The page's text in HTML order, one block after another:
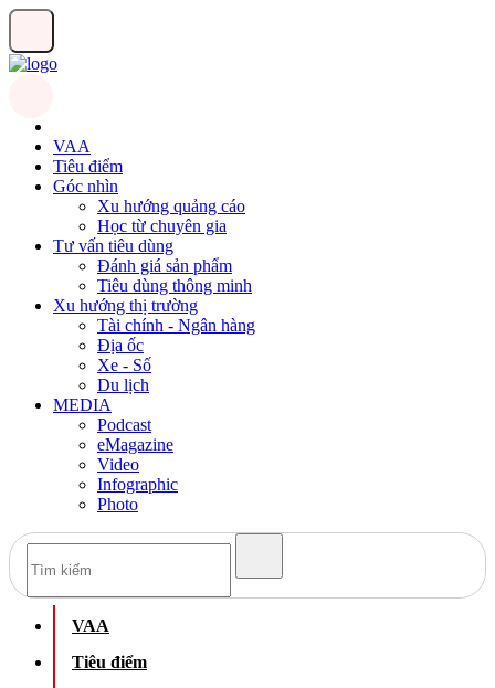
VAA
Tiêu điểm
Góc nhìn
Xu hướng quảng cáo
Học từ chuyên gia
Tư vấn tiêu dùng
Đánh giá sản phẩm
Tiêu dùng thông minh
Xu hướng thị trường
Tài chính - Ngân hàng
Địa ốc
Xe - Số
Du lịch
MEDIA
Podcast
eMagazine
Video
Infographic
Photo
VAA
Tiêu điểm